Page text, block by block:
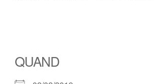
QUAND